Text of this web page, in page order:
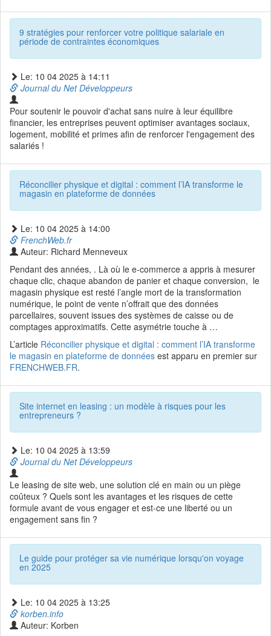
9 stratégies pour renforcer votre politique salariale en
période de contraintes économiques
Le: 10 04 2025 à 14:11
Journal du Net Développeurs
Pour soutenir le pouvoir d'achat sans nuire à leur équilibre
financier, les entreprises peuvent optimiser avantages sociaux,
logement, mobilité et primes afin de renforcer l'engagement des
salariés !
Réconcilier physique et digital : comment l’IA transforme le
magasin en plateforme de données
Le: 10 04 2025 à 14:00
FrenchWeb.fr
Auteur: Richard Menneveux
Pendant des années, . Là où le e-commerce a appris à mesurer
chaque clic, chaque abandon de panier et chaque conversion, le
magasin physique est resté l’angle mort de la transformation
numérique, le point de vente n’offrait que des données
parcellaires, souvent issues des systèmes de caisse ou de
comptages approximatifs. Cette asymétrie touche à …
L’article Réconcilier physique et digital : comment l’IA transforme
le magasin en plateforme de données est apparu en premier sur
FRENCHWEB.FR.
Site internet en leasing : un modèle à risques pour les
entrepreneurs ?
Le: 10 04 2025 à 13:59
Journal du Net Développeurs
Le leasing de site web, une solution clé en main ou un piège
coûteux ? Quels sont les avantages et les risques de cette
formule avant de vous engager et est-ce une liberté ou un
engagement sans fin ?
Le guide pour protéger sa vie numérique lorsqu'on voyage
en 2025
Le: 10 04 2025 à 13:25
korben.info
Auteur: Korben